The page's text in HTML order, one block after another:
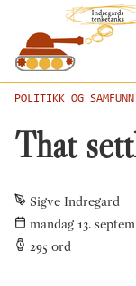
POLITIKK OG SAMFUNN
That
Sigve Indregard
mandag 13.
295 ord